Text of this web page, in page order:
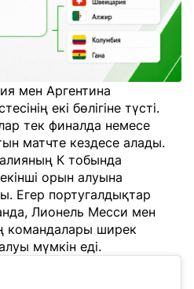
мен Аргентина
екі бөлігіне түсті.
тек финалда немесе
матчте кездесе алады.
К тобында
орын алуына
Егер португалдықтар
Лионель Месси мен
командалары ширек
мүмкін еді.